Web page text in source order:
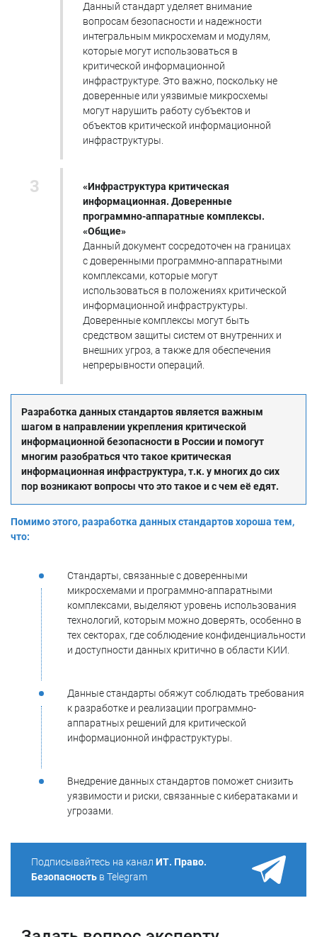
Данный стандарт уделяет внимание
вопросам безопасности и надежности
интегральным микросхемам и модулям,
которые могут использоваться в
критической информационной
инфраструктуре. Это важно, поскольку не
доверенные или уязвимые микросхемы
могут нарушить работу субъектов и
объектов критической информационной
инфраструктуры.
«Инфраструктура критическая
информационная. Доверенные
программно-аппаратные комплексы.
«Общие»
Данный документ сосредоточен на границах
с доверенными программно-аппаратными
комплексами, которые могут
использоваться в положениях критической
информационной инфраструктуры.
Доверенные комплексы могут быть
средством защиты систем от внутренних и
внешних угроз, а также для обеспечения
непрерывности операций.
Разработка данных стандартов является важным
шагом в направлении укрепления критической
информационной безопасности в России и помогут
многим разобраться что такое критическая
информационная инфраструктура, т.к. у многих до сих
пор возникают вопросы что это такое и с чем её едят.
Помимо этого, разработка данных стандартов хороша тем,
что:
Стандарты, связанные с доверенными
микросхемами и программно-аппаратными
комплексами, выделяют уровень использования
технологий, которым можно доверять, особенно в
тех секторах, где соблюдение конфиденциальности
и доступности данных критично в области КИИ.
Данные стандарты обяжут соблюдать требования
к разработке и реализации программно-
аппаратных решений для критической
информационной инфраструктуры.
Внедрение данных стандартов поможет снизить
уязвимости и риски, связанные с кибератаками и
угрозами.
Подписывайтесь на канал ИТ. Право.
Безопасность в Telegram